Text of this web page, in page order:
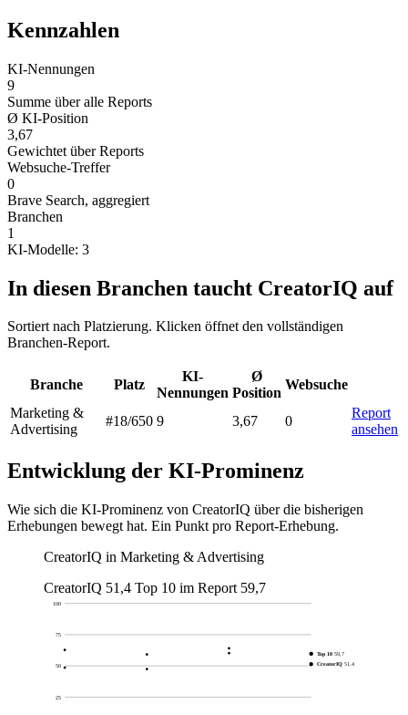
Kennzahlen
KI-Nennungen
9
Summe über alle Reports
Ø KI-Position
3,67
Gewichtet über Reports
Websuche-Treffer
0
Brave Search, aggregiert
Branchen
1
KI-Modelle: 3
In diesen Branchen taucht CreatorIQ auf
Sortiert nach Platzierung. Klicken öffnet den vollständigen
Branchen-Report.
Branche Platz
KI-
Nennungen
Ø
Position
Websuche
Marketing &
Advertising
#18/650 9 3,67 0
Report
ansehen
Entwicklung der KI-Prominenz
Wie sich die KI-Prominenz von CreatorIQ über die bisherigen
Erhebungen bewegt hat. Ein Punkt pro Report-Erhebung.
CreatorIQ in Marketing & Advertising
CreatorIQ 51,4 Top 10 im Report 59,7
25
50
75
100
CreatorIQ 51,4
Top 10 59,7